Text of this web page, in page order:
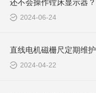
还不会操作镗床显示器
2024-06-24
2024-04-22